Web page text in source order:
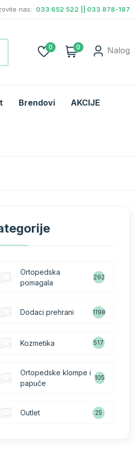
nas: 033 652 522 || 033 878-187
0 0 Nalog
Brendovi AKCIJE
Ortopedska
pomagala
292
Dodaci prehrani 1198
Kozmetika 517
Ortopedske klompe i
papuče
105
Outlet 25